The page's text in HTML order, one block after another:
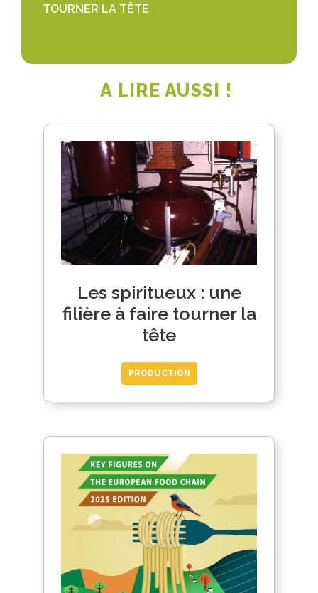
TOURNER LA TÊTE
A LIRE AUSSI !
Les spiritueux : une
filière à faire tourner la
tête
PRODUCTION